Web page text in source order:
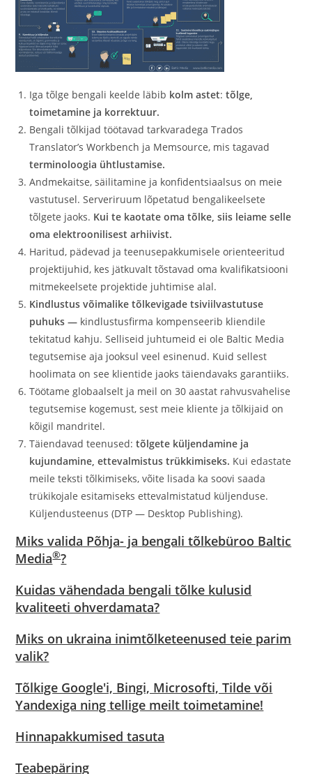
Iga tõlge bengali keelde läbib kolm astet:tõlge,
toimetamine ja korrektuur.
Bengali tõlkijad töötavad tarkvaradega Trados
Translator’s Workbench ja Memsource, mis tagavad
terminoloogia ühtlustamise.
Andmekaitse, säilitamine ja konfidentsiaalsus on meie
vastutusel. Serveriruum lõpetatud bengalikeelsete
tõlgete jaoks. Kui te kaotate oma tõlke, siis leiame selle
oma elektroonilisest arhiivist.
Haritud, pädevad ja teenusepakkumisele orienteeritud
projektijuhid, kes jätkuvalt tõstavad oma kvalifikatsiooni
mitmekeelsete projektide juhtimise alal.
Kindlustus võimalike tõlkevigade tsiviilvastutuse
puhuks — kindlustusfirma kompenseerib kliendile
tekitatud kahju. Selliseid juhtumeid ei ole Baltic Media
tegutsemise aja jooksul veel esinenud. Kuid sellest
hoolimata on see klientide jaoks täiendavaks garantiiks.
Töötame globaalselt ja meil on 30 aastat rahvusvahelise
tegutsemise kogemust, sest meie kliente ja tõlkijaid on
kõigil mandritel.
Täiendavad teenused:tõlgete küljendamine ja
kujundamine, ettevalmistus trükkimiseks. Kui edastate
meile teksti tõlkimiseks, võite lisada ka soovi saada
trükikojale esitamiseks ettevalmistatud küljenduse.
Küljendusteenus (DTP — Desktop Publishing).
Miks valida Põhja- ja bengali tõlkebüroo Baltic
Media®?
Kuidas vähendada bengali tõlke kulusid
kvaliteeti ohverdamata?
Miks on ukraina inimtõlketeenused teie parim
valik?
Tõlkige Google'i, Bingi, Microsofti, Tilde või
Yandexiga ning tellige meilt toimetamine!
Hinnapakkumised tasuta
Teabepäring